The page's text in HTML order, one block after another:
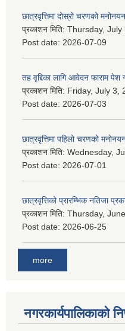
छात्रवृत्तिमा दोस्रो चरणको
प्रकाशन मिति: Thursday, July
Post date: 2026-07-09
तह वृद्दिका लागि आवेदन फाराम पेश
प्रकाशन मिति: Friday, July 3,
Post date: 2026-07-03
छात्रवृत्तिमा पहिलो चरणको
प्रकाशन मिति: Wednesday,
Post date: 2026-07-01
छात्रवृत्तिको प्रारम्भिक नतिजा
प्रकाशन मिति: Thursday,
Post date: 2026-06-25
more
नगरकार्यपालिकाकाे